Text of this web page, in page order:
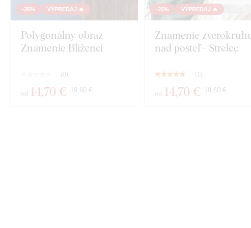
-25% VÝPREDAJ 🔥
Polygonálny obraz -
Znamenie Blíženci
( 0)
od 14,70 € 19,60 €
-25% VÝPREDAJ 🔥
Znamenie
nad posteľ - Strelec
(1)
od 14,70 € 19,60 €